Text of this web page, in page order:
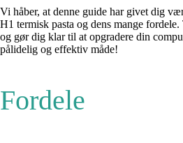
Vi håber, at denne guide har givet dig
H1 termisk pasta og dens mange
og gør dig klar til at opgradere din
pålidelig og effektiv måde!
Fordele